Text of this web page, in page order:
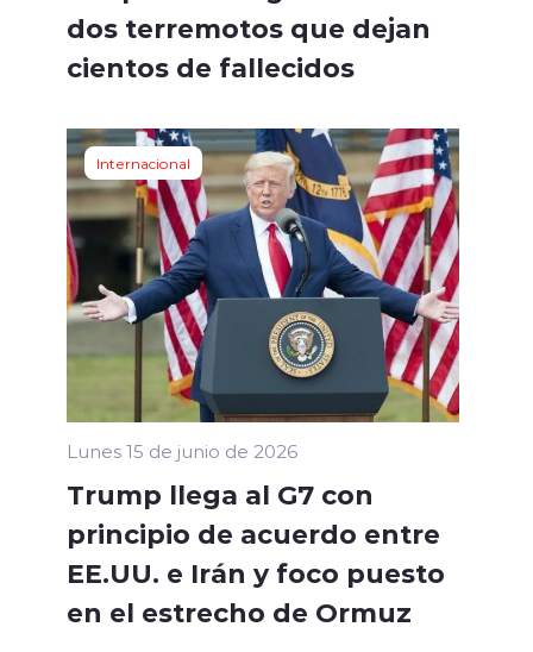
dos terremotos que dejan
cientos de fallecidos
Internacional
Lunes 15 de junio de 2026
Trump llega al G7 con
principio de acuerdo entre
EE.UU. e Irán y foco puesto
en el estrecho de Ormuz